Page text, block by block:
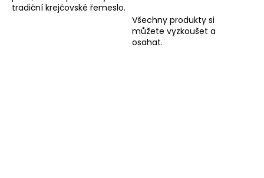
tradiční krejčovské řemeslo.
Všechny produkty si
můžete vyzkoušet a
osahat.